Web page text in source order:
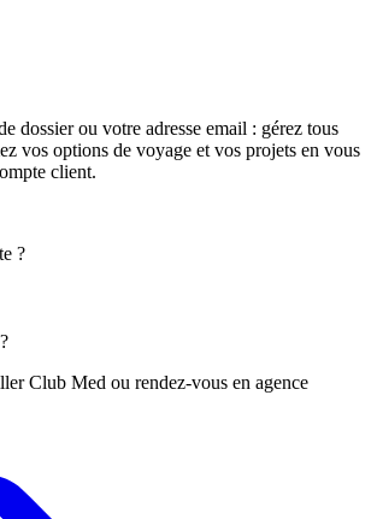
dossier ou votre adresse email : gérez tous
vos options de voyage et vos projets en vous
client.
?
Club Med ou rendez-vous en agence